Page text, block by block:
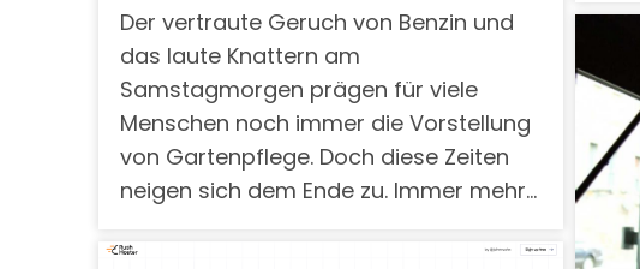
Der vertraute Geruch von Benzin und
das laute Knattern am
Samstagmorgen prägen für viele
Menschen noch immer die Vorstellung
von Gartenpflege. Doch diese Zeiten
neigen sich dem Ende zu. Immer mehr…